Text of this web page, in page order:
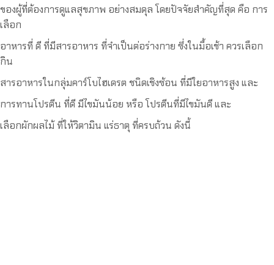
ของผู้ที่ต้องการดูแลสุขภาพ อย่างสมดุล โดยปัจจัยสำคัญที่สุด คือ การ
เลือก
อาหารที่ ดี ที่มีสารอาหาร ที่จำเป็นต่อร่างกาย ซึ่งในมื้อเช้า ควรเลือก
กิน
สารอาหารในกลุ่มคาร์โบไฮเดรต ชนิดเชิงซ้อน ที่มีใยอาหารสูง และ
การทานโปรตีน ที่ดี มีไขมันน้อย หรือ โปรตีนที่มีไขมันดี และ
เลือกผักผลไม้ ที่ให้วิตามิน แร่ธาตุ ที่ครบถ้วน ดังนี้